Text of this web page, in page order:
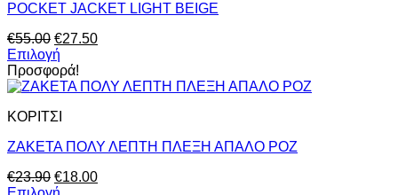
POCKET JACKET LIGHT BEIGE
€55.00 Original
price
was:
€55.00.
€27.50Η
είναι:
Επιλογή
Αυτό
το
έχει
παραλλαγές.
επιλογές
Προσφορά!
ΚΟΡΙΤΣΙ
ΖΑΚΕΤΑ ΠΟΛΥ ΛΕΠΤΗ ΠΛΕΞΗ ΑΠΑΛΟ ΡΟΖ
€23.90 Original
price
€18.00Η